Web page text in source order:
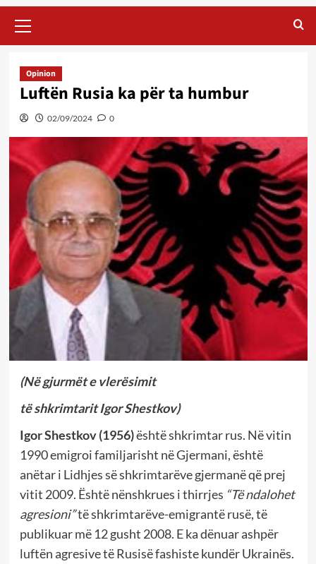
Menu
Opinion
Luftën Rusia ka për ta humbur
02/09/2024 0
(Në gjurmët e vlerësimit
të shkrimtarit Igor Shestkov)
Igor Shestkov (1956)është shkrimtar rus. Në vitin
1990 emigroi familjarisht në Gjermani, është
anëtar i Lidhjes së shkrimtarëve gjermanë që prej
vitit 2009. Është nënshkrues i thirrjes “Të ndalohet
agresioni”të shkrimtarëve-emigrantë rusë, të
publikuar më 12 gusht 2008. E ka dënuar ashpër
luftën agresive të Rusisë fashiste kundër Ukrainës.